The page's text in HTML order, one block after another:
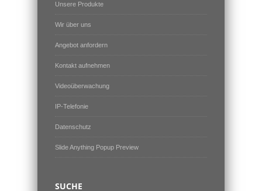
Unsere Produkte
Wir über uns
Angebot anfordern
Kontakt aufnehmen
Videoüberwachung
IP-Telefonie
Datenschutz
Slide Anything Popup Preview
SUCHE